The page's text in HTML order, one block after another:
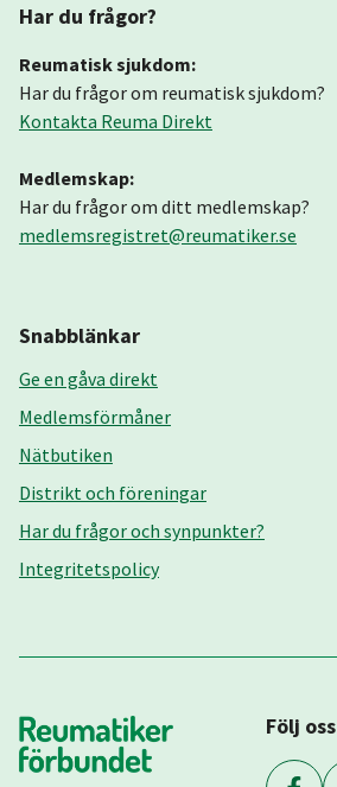
Har du frågor?
Reumatisk sjukdom:
Har du frågor om reumatisk sjukdom?
Kontakta Reuma Direkt
Medlemskap:
Har du frågor om ditt medlemskap?
medlemsregistret@reumatiker.se
Snabblänkar
Ge en gåva direkt
Medlemsförmåner
Nätbutiken
Distrikt och föreningar
Har du frågor och synpunkter?
Integritetspolicy
Följ oss